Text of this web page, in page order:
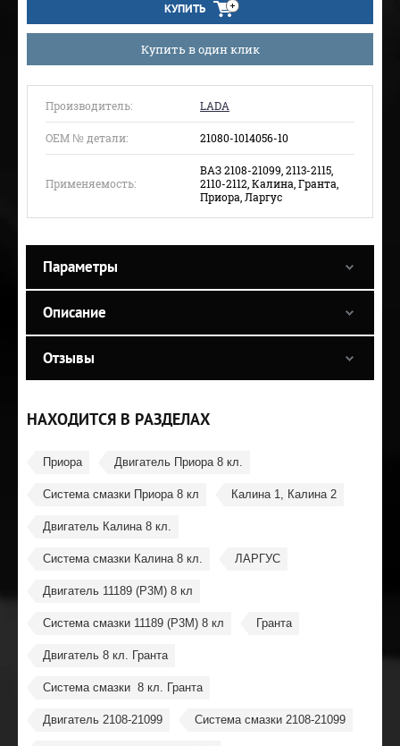
КУПИТЬ
Купить в один клик
Производитель: LADA
ОЕМ № детали: 21080-1014056-10
Применяемость:
ВАЗ 2108-21099, 2113-2115,
2110-2112, Калина, Гранта,
Приора, Ларгус
Параметры
Описание
Отзывы
НАХОДИТСЯ В РАЗДЕЛАХ
Приора Двигатель Приора 8 кл.
Система смазки Приора 8 кл Калина 1, Калина 2
Двигатель Калина 8 кл.
Система смазки Калина 8 кл. ЛАРГУС
Двигатель 11189 (P3M) 8 кл
Система смазки 11189 (P3M) 8 кл Гранта
Двигатель 8 кл. Гранта
Система смазки  8 кл. Гранта
Двигатель 2108-21099 Система смазки 2108-21099